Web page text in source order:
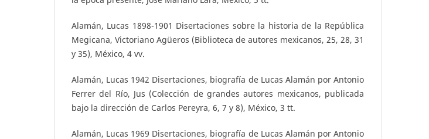
Alamán, Lucas 1898-1901 Disertaciones sobre la historia de la República
Megicana, Victoriano Agüeros (Biblioteca de autores mexicanos, 25, 28, 31
y 35), México, 4 vv.
Alamán, Lucas 1942 Disertaciones, biografía de Lucas Alamán por Antonio
Ferrer del Río, Jus (Colección de grandes autores mexicanos, publicada
bajo la dirección de Carlos Pereyra, 6, 7 y 8), México, 3 tt.
Alamán, Lucas 1969 Disertaciones, biografía de Lucas Alamán por Antonio